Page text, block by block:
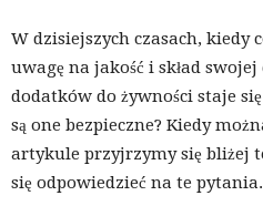
W dzisiejszych czasach, kiedy
uwagę na jakość i skład
dodatków do żywności staje
są one bezpieczne? Kiedy
artykule przyjrzymy się bliżej
się odpowiedzieć na te pytania.